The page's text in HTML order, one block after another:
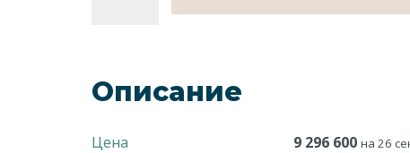
Описание
Цена 9 296 600 на 26